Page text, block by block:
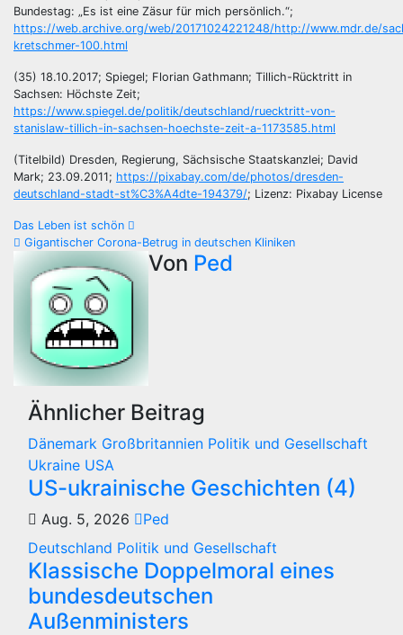
Bundestag: „Es ist eine Zäsur für mich persönlich.“;
https://web.archive.org/web/20171024221248/http://www.mdr.de/
kretschmer-100.html
(35) 18.10.2017; Spiegel; Florian Gathmann; Tillich-Rücktritt in
Sachsen: Höchste Zeit;
https://www.spiegel.de/politik/deutschland/ruecktritt-von-
stanislaw-tillich-in-sachsen-hoechste-zeit-a-1173585.html
(Titelbild) Dresden, Regierung, Sächsische Staatskanzlei; David
Mark; 23.09.2011; https://pixabay.com/de/photos/dresden-
deutschland-stadt-st%C3%A4dte-194379/; Lizenz: Pixabay License
Beitragsnavigation
Das Leben ist schön
Gigantischer Corona-Betrug in deutschen Kliniken
Von Ped
Ähnlicher Beitrag
Dänemark Großbritannien Politik und Gesellschaft
Ukraine USA
US-ukrainische Geschichten (4)
Aug. 5, 2026
Ped
Deutschland Politik und Gesellschaft
Klassische Doppelmoral eines
bundesdeutschen
Außenministers